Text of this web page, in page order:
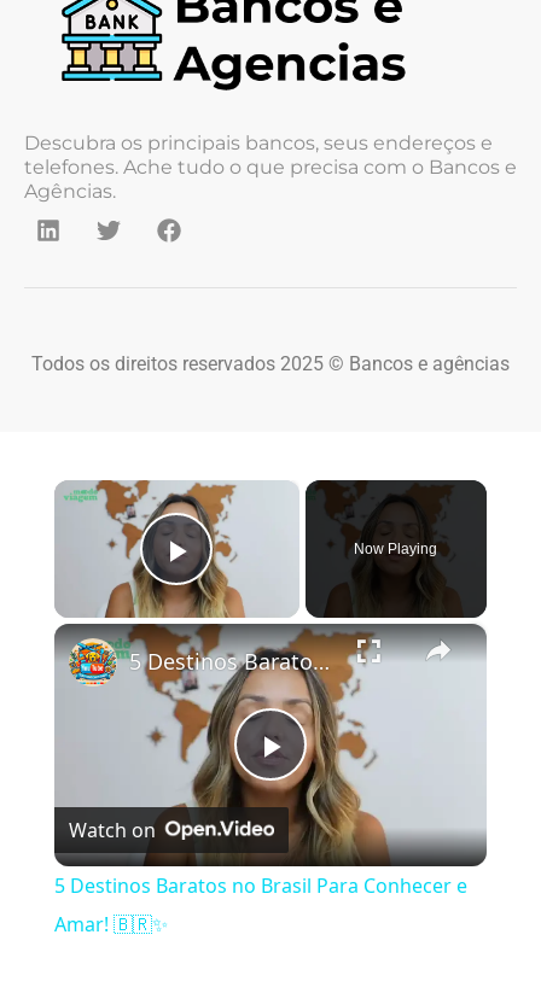
Descubra os principais bancos, seus endereços e
telefones. Ache tudo o que precisa com o Bancos e
Agências.
Todos os direitos reservados 2025 © Bancos e agências
×
Play Video
Now Playing
×
Play Video
5 Destinos Baratos no Brasil Para Conhecer e Amar! 🇧🇷✨
Watch on
5 Destinos Baratos no Brasil Para Conhecer e
Amar! 🇧🇷✨